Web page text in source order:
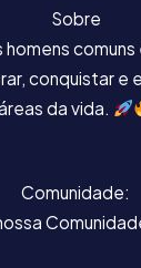
Sobre
comuns
conquistar e
da vida.
Comunidade: